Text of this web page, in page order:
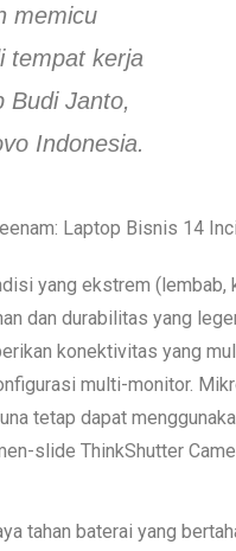
memicu
tempat kerja
Budi Janto,
Indonesia.
Laptop Bisnis 14
yang ekstrem (lembab,
dan durabilitas yang
konektivitas yang
multi-monitor.
tetap dapat
slide ThinkShutter
tahan baterai yang